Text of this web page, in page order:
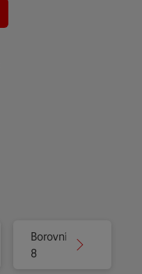
Borovník
8